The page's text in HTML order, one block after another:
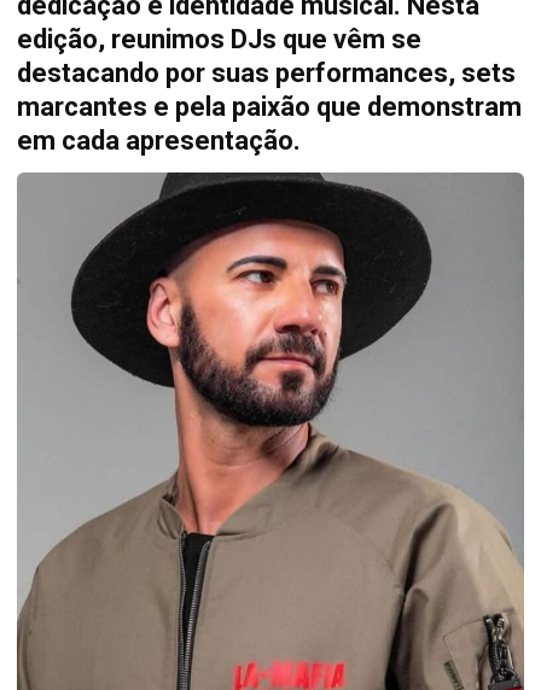
edição, reunimos DJs que vêm se
destacando por suas performances, sets
marcantes e pela paixão que demonstram
em cada apresentação.